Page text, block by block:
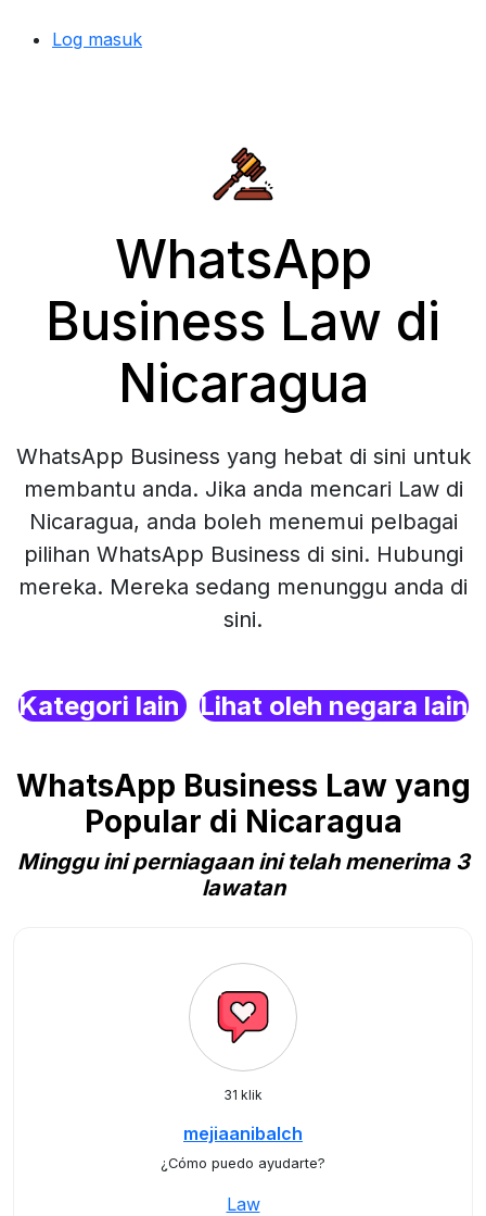
Log masuk
WhatsApp
Business Law di
Nicaragua
WhatsApp Business yang hebat di sini untuk
membantu anda. Jika anda mencari Law di
Nicaragua, anda boleh menemui pelbagai
pilihan WhatsApp Business di sini. Hubungi
mereka. Mereka sedang menunggu anda di
sini.
Kategori lain Lihat oleh negara lain
WhatsApp Business Law yang
Popular di Nicaragua
Minggu ini perniagaan ini telah menerima 3
lawatan
31 klik
mejiaanibalch
¿Cómo puedo ayudarte?
Law